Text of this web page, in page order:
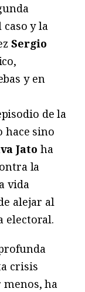
y la
Sergio
y en
de la
hace sino
Jato ha
la
vida
alejar al
electoral.
crisis
ha